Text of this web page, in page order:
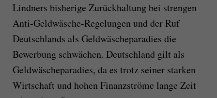
Lindners bisherige Zurückhaltung bei strengen
Anti-Geldwäsche-Regelungen und der Ruf
Deutschlands als Geldwäscheparadies die
Bewerbung schwächen. Deutschland gilt als
Geldwäscheparadies, da es trotz seiner starken
Wirtschaft und hohen Finanzströme lange Zeit